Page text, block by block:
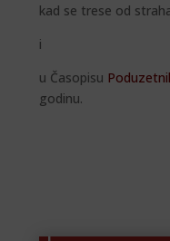
kad se trese od
i
u Časopisu
godinu.